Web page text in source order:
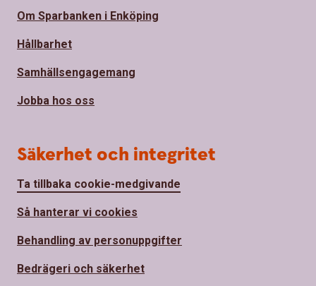
Om Sparbanken i Enköping
Hållbarhet
Samhällsengagemang
Jobba hos oss
Säkerhet och integritet
Ta tillbaka cookie-medgivande
Så hanterar vi cookies
Behandling av personuppgifter
Bedrägeri och säkerhet